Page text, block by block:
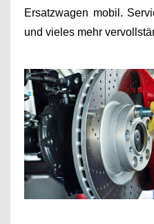
Ersatzwagen mobil.
und vieles mehr